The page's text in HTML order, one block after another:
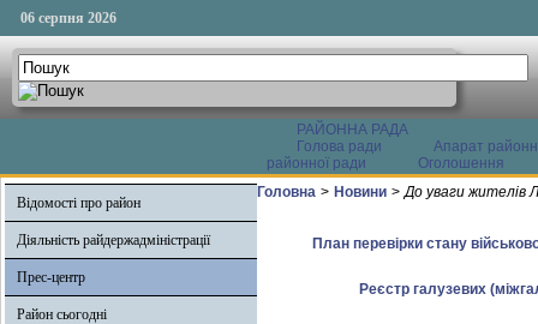
06 серпня 2026
РАЙОННА РАДА
Голова ради
Апарат
районної ради
Оголошення
Відомості про район
Діяльність райдержадміністрації
Прес-центр
Район сьогодні
Головна > Новини > До уваги жителів
План перевірки стану
Реєстр галузевих